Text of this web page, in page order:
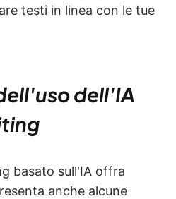
testi in linea con le tue
dell'IA
basato sull'IA offra
anche alcune